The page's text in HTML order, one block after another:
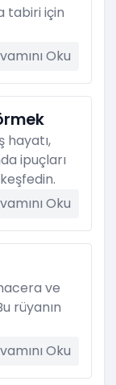
tabiri için
Oku
hayatı,
ipuçları
Oku
ve
rüyanın
Oku